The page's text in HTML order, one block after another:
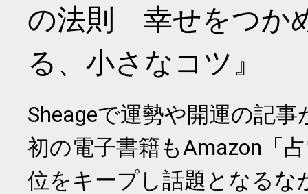
の法則 幸せをつか
る、小さなコツ』
Sheageで運勢や開運の記
初の電子書籍もAmazon「
位をキープし話題となるな